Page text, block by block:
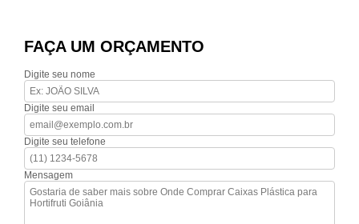
FAÇA UM ORÇAMENTO
Digite seu nome
Digite seu email
Digite seu telefone
Mensagem